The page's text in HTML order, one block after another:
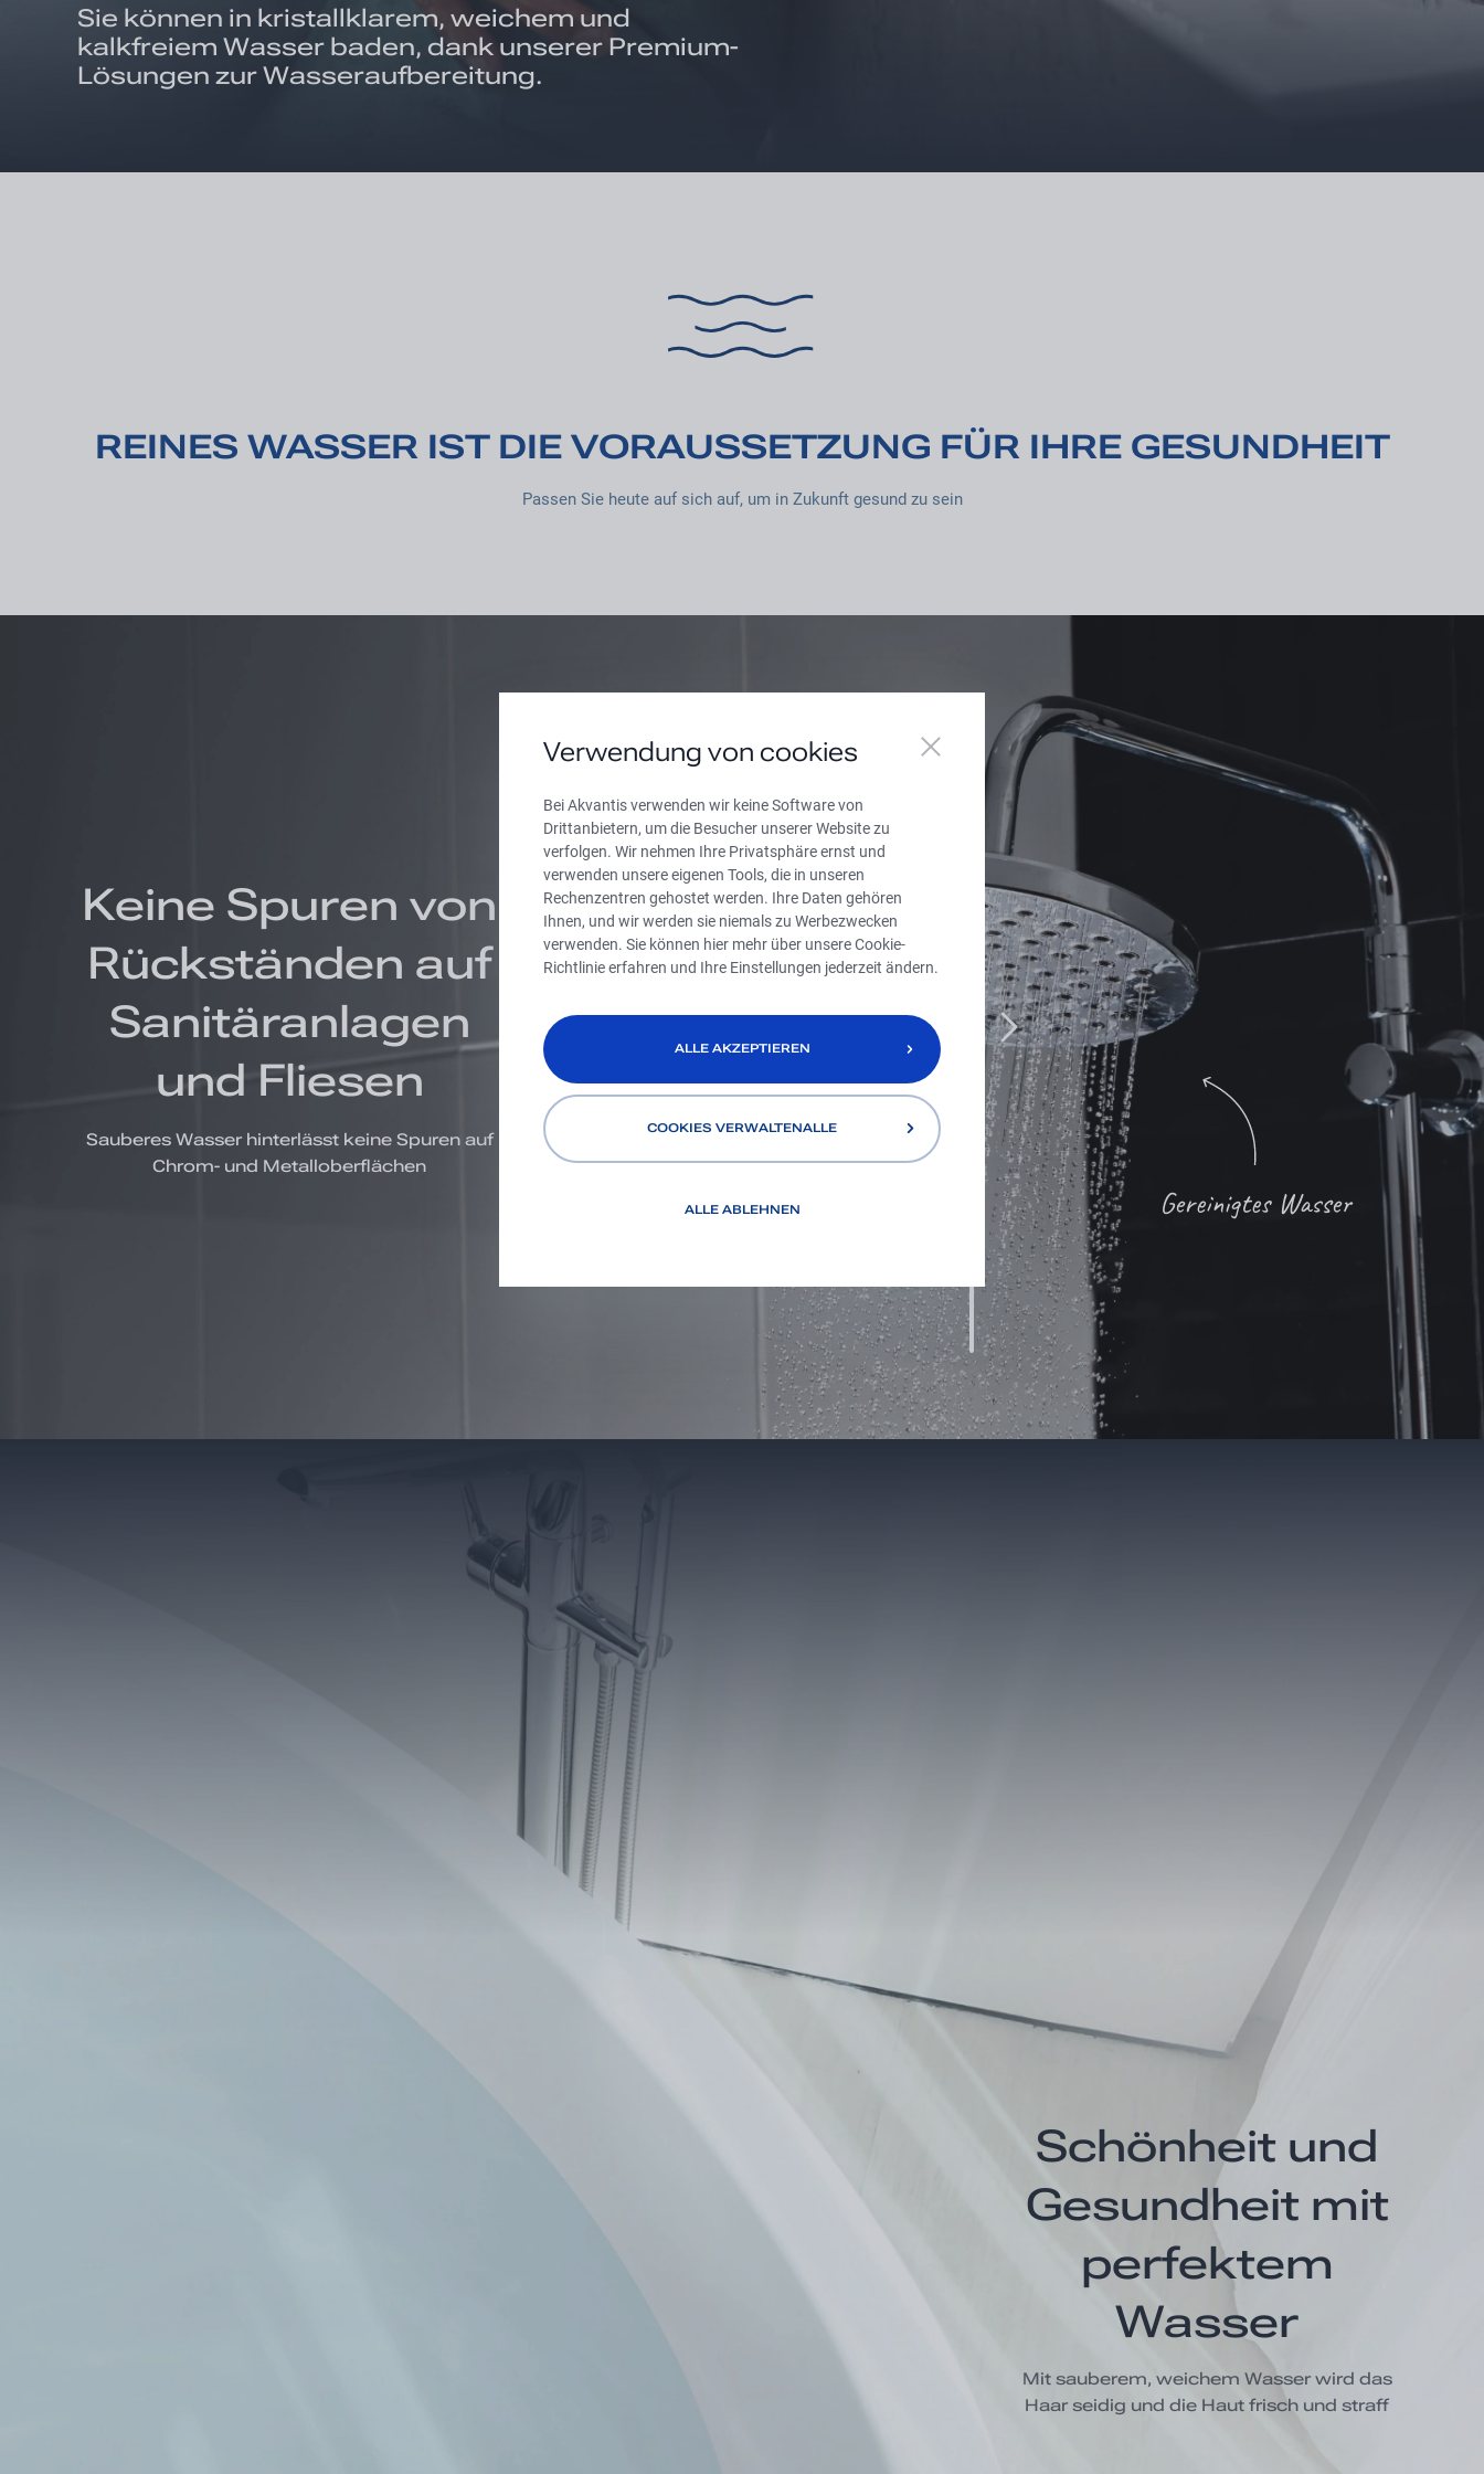
Verwendung von cookies
Bei Akvantis verwenden wir keine Software von
Drittanbietern, um die Besucher unserer Website zu
verfolgen. Wir nehmen Ihre Privatsphäre ernst und
verwenden unsere eigenen Tools, die in unseren
Rechenzentren gehostet werden. Ihre Daten gehören
Ihnen, und wir werden sie niemals zu Werbezwecken
verwenden. Sie können hier mehr über unsere Cookie-
Richtlinie erfahren und Ihre Einstellungen jederzeit ändern.
ALLE AKZEPTIEREN
COOKIES VERWALTENALLE
ALLE ABLEHNEN
Sie können in kristallklarem, weichem und
kalkfreiem Wasser baden, dank unserer Premium-
Lösungen zur Wasseraufbereitung.
REINES WASSER IST DIE VORAUSSETZUNG FÜR IHRE GESUNDHEIT
Passen Sie heute auf sich auf, um in Zukunft gesund zu sein
Leitungswasser
Gereinigtes Wasser
Keine Spuren von
Rückständen auf
Sanitäranlagen
und Fliesen
Sauberes Wasser hinterlässt keine Spuren auf
Chrom- und Metalloberflächen
Schönheit und
Gesundheit mit
perfektem
Wasser
Mit sauberem, weichem Wasser wird das
Haar seidig und die Haut frisch und straff